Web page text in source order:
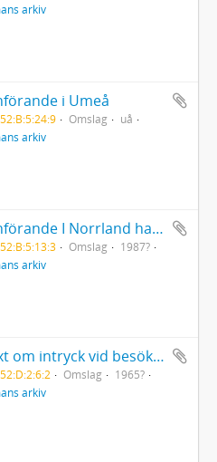
arkiv
i Umeå
Omslag
uå
arkiv
Utkast till anförande I Norrland hava vi en stor del av Sverige
Omslag
1987?
arkiv
Utkast til text om intryck vid besök i Vietnam
Omslag
1965?
arkiv